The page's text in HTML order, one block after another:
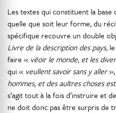
Les textes qui constituent la
quelle que soit leur forme, du
spécifique recouvre un double
Livre de la description des pays,
faire « vëoir le monde, et les
qui « veullent savoir sans y aller»,
hommes, et des aultres choses
s’agit tout à la fois d’instruire et
ne doit donc pas être surpris de